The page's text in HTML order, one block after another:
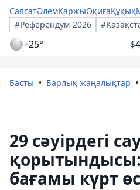
СаясатӘлемҚаржыОқиғаҚұқық
#Референдум-2026
+25° $
Басты Барлық жаңалықтар
29 сәуірдегі
бағамы күрт